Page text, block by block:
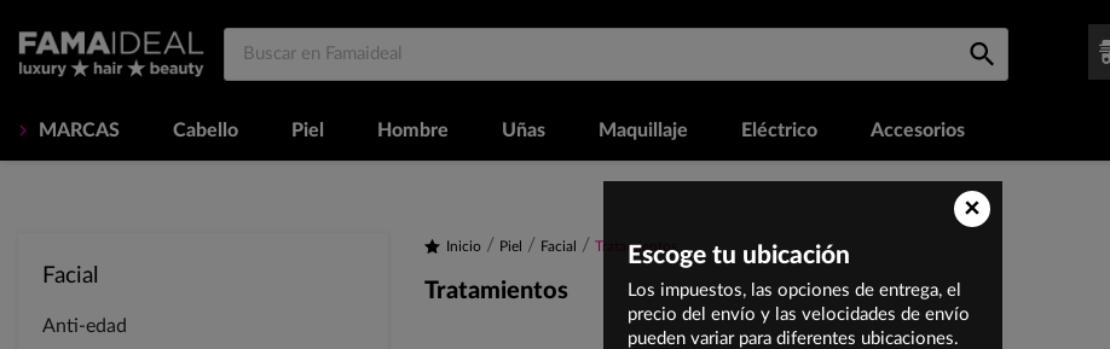
MARCAS Cabello Piel Hombre Uñas Maquillaje Eléctrico Accesorios
Facial
Anti-edad
Inicio Piel Facial Tratamientos
Tratamientos
×
Escoge tu ubicación
Los impuestos, las opciones de entrega, el
precio del envío y las velocidades de envío
pueden variar para diferentes ubicaciones.